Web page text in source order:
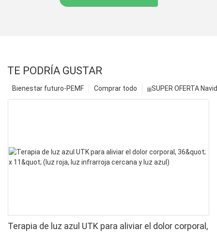
TE PODRÍA GUSTAR
¡¡¡SUPER OFERTA
Comprar todo
Bienestar futuro-PEMF
Terapia de luz azul UTK para aliviar el dolor corporal,